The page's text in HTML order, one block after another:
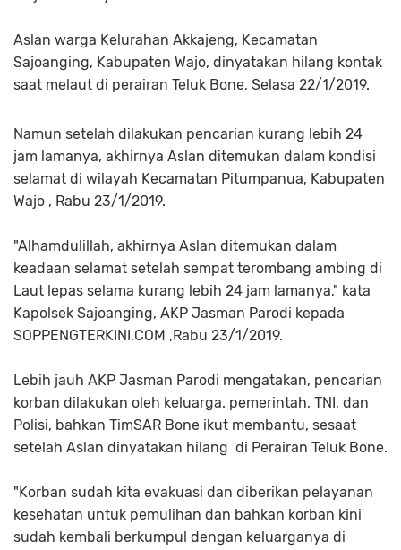
Aslan warga Kelurahan Akkajeng, Kecamatan
Sajoanging, Kabupaten Wajo, dinyatakan hilang kontak
saat melaut di perairan Teluk Bone, Selasa 22/1/2019.
Namun setelah dilakukan pencarian kurang lebih 24
jam lamanya, akhirnya Aslan ditemukan dalam kondisi
selamat di wilayah Kecamatan Pitumpanua, Kabupaten
Wajo , Rabu 23/1/2019.
"Alhamdulillah, akhirnya Aslan ditemukan dalam
keadaan selamat setelah sempat terombang ambing di
Laut lepas selama kurang lebih 24 jam lamanya," kata
Kapolsek Sajoanging, AKP Jasman Parodi kepada
SOPPENGTERKINI.COM ,Rabu 23/1/2019.
Lebih jauh AKP Jasman Parodi mengatakan, pencarian
korban dilakukan oleh keluarga. pemerintah, TNI, dan
Polisi, bahkan TimSAR Bone ikut membantu, sesaat
setelah Aslan dinyatakan hilang di Perairan Teluk Bone.
"Korban sudah kita evakuasi dan diberikan pelayanan
kesehatan untuk pemulihan dan bahkan korban kini
sudah kembali berkumpul dengan keluarganya di